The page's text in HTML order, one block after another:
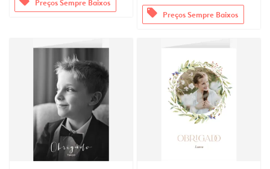
offers Preços Sempre Baixos